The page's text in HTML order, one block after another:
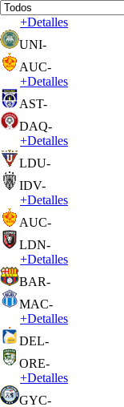
+Detalles
UNI-
AUC-
+Detalles
AST-
DAQ-
+Detalles
LDU-
IDV-
+Detalles
AUC-
LDN-
+Detalles
BAR-
MAC-
+Detalles
DEL-
ORE-
+Detalles
GYC-